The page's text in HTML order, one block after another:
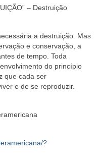
– Destruição
a destruição. Mas
e conservação, a
de tempo. Toda
do princípio
que cada ser
e de se reproduzir.
?